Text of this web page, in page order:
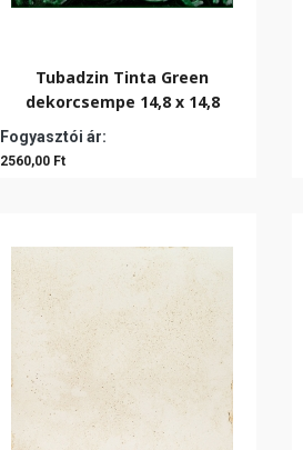
Tubadzin Tinta Green
dekorcsempe 14,8 x 14,8
Fogyasztói ár:
2560,00 Ft